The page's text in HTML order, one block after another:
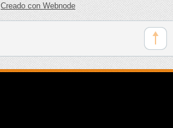
Creado con Webnode